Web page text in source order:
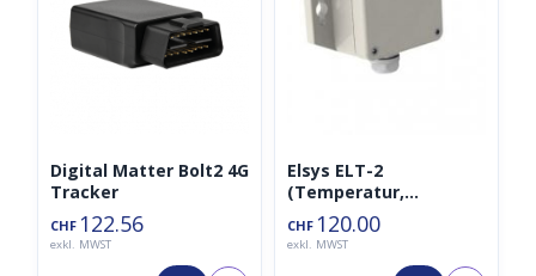
Digital Matter Bolt2 4G
Tracker
CHF 122.56
exkl. MWST
Elsys ELT-2
(Temperatur,
Feuchtigkeit,
Beschleunigung,
Luftdruck, 868MHz)
CHF 120.00
exkl. MWST